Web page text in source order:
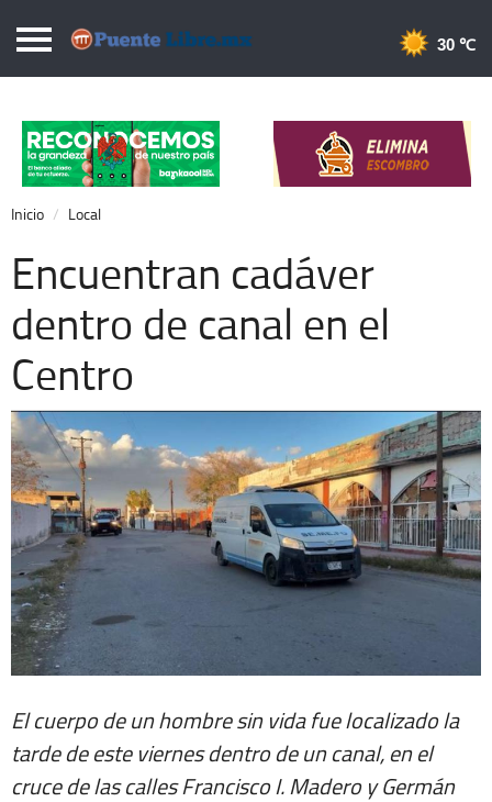
Puentelibre.mx
Local
Nacional
Opinión
Cronos
Economía
Espectáculos
Extra +
30 ℃
Inicio Local
Encuentran cadáver
dentro de canal en el
Centro
El cuerpo de un hombre sin vida fue localizado la
tarde de este viernes dentro de un canal, en el
cruce de las calles Francisco I. Madero y Germán